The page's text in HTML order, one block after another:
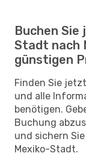
Buchen
Stadt nach
günstigen
Finden Sie
und alle
benötigen.
Buchung
und sichern
Mexiko-Stadt.